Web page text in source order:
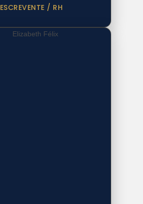
ESCREVENTE / RH